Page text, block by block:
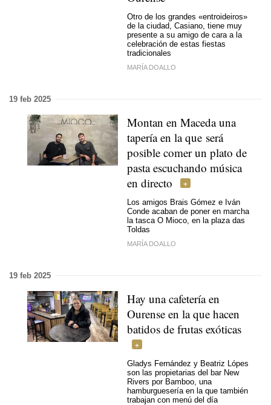
Otro de los grandes «entroideiros»
de la ciudad, Casiano, tiene muy
presente a su amigo de cara a la
celebración de estas fiestas
tradicionales
MARÍA DOALLO
19 feb 2025
Montan en Maceda una
tapería en la que será
posible comer un plato de
pasta escuchando música
en directo
Los amigos Brais Gómez e Iván
Conde acaban de poner en marcha
la tasca O Mioco, en la plaza das
Toldas
MARÍA DOALLO
19 feb 2025
Hay una cafetería en
Ourense en la que hacen
batidos de frutas exóticas
Gladys Fernández y Beatriz Lópes
son las propietarias del bar New
Rivers por Bamboo, una
hamburguesería en la que también
trabajan con menú del día